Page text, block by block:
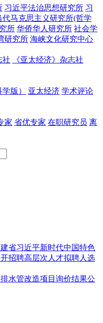
习近平法治思想研究所 习
代马克思主义研究所(哲学
所 华侨华人研究所 社会学
研究所 海峡文化研究中心
社
《亚太经济》杂志社
版） 亚太经济 学术评论
家 省优专家 在职研究员 离
省习近平新时代中国特色
招聘高层次人才拟聘人选
水管改造项目询价结果公